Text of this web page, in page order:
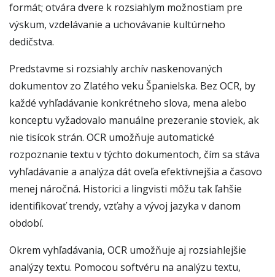
formát; otvára dvere k rozsiahlym možnostiam pre
výskum, vzdelávanie a uchovávanie kultúrneho
dedičstva.
Predstavme si rozsiahly archív naskenovaných
dokumentov zo Zlatého veku Španielska. Bez OCR, by
každé vyhľadávanie konkrétneho slova, mena alebo
konceptu vyžadovalo manuálne prezeranie stoviek, ak
nie tisícok strán. OCR umožňuje automatické
rozpoznanie textu v týchto dokumentoch, čím sa stáva
vyhľadávanie a analýza dát oveľa efektívnejšia a časovo
menej náročná. Historici a lingvisti môžu tak ľahšie
identifikovať trendy, vzťahy a vývoj jazyka v danom
období.
Okrem vyhľadávania, OCR umožňuje aj rozsiahlejšie
analýzy textu. Pomocou softvéru na analýzu textu,